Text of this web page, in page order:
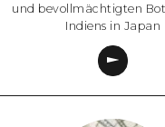
und bevollmächtigten
Indiens in Japan